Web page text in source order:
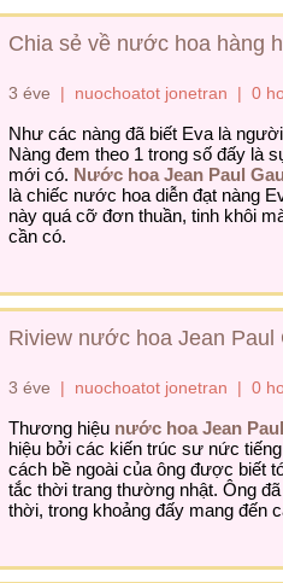
Chia sẻ về nước hoa hàng
3 éve | nuochoatot jonetran | 0
Như các nàng đã biết Eva là
Nàng đem theo 1 trong số đấy là
mới có. Nước hoa Jean Paul
là chiếc nước hoa diễn đạt nàng
này quá cỡ đơn thuần, tinh khôi
cần có.
Riview nước hoa Jean Paul
3 éve | nuochoatot jonetran | 0
Thương hiệu nước hoa Jean
hiệu bởi các kiến trúc sư nức tiếng
cách bề ngoài của ông được biết
tắc thời trang thường nhật. Ông
thời, trong khoảng đấy mang đến